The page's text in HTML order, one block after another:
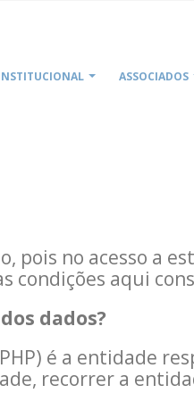
ASSOCIADOS
pois no acesso a
condições aqui
dados?
é a entidade
recorrer a